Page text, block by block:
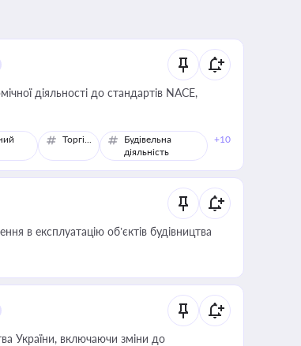
діяльності до стандартів NACE,
Торгівля
Будівельна
діяльність
+10
в експлуатацію об’єктів будівництва
України, включаючи зміни до